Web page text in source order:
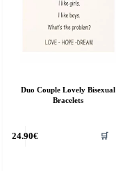
Duo Couple Lovely Bisexual
Bracelets
24.90€ 🛒